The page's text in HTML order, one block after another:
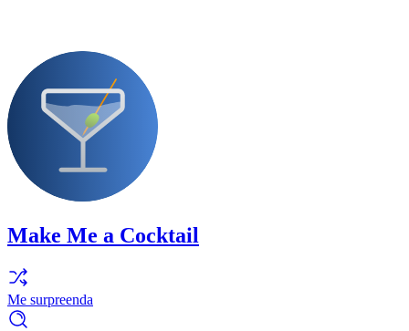
Make Me a Cocktail
Me surpreenda